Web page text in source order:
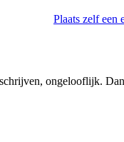
Plaats zelf een
ongelooflijk.